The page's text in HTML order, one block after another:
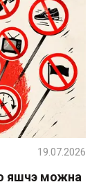
яшчэ можна
19.07.2026